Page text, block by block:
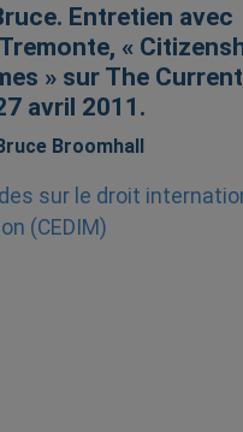
Entretien avec
«
» sur The
avril 2011.
Broomhall